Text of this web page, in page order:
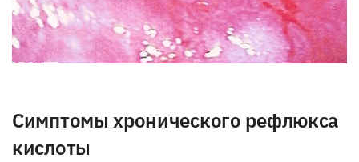
Симптомы хронического рефлюкса
кислоты